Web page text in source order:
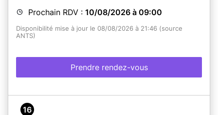
Prochain RDV : 10/08/2026 à 09:00
Disponibilité mise à jour le 08/08/2026 à 21:46 (source
ANTS)
Prendre rendez-vous
16